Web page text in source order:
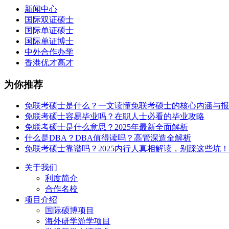
新闻中心
国际双证硕士
国际单证硕士
国际单证博士
中外合作办学
香港优才高才
为你推荐
免联考硕士是什么？一文读懂免联考硕士的核心内涵与
免联考硕士容易毕业吗？在职人士必看的毕业攻略
免联考硕士是什么意思？2025年最新全面解析
什么是DBA？DBA值得读吗？高管深造全解析
免联考硕士靠谱吗？2025内行人真相解读，别踩这些坑！
关于我们
利度简介
合作名校
项目介绍
国际硕博项目
海外研学游学项目